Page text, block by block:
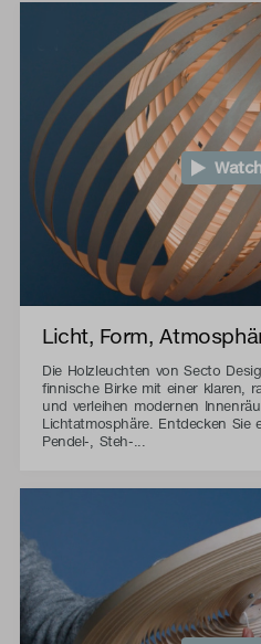
Licht, Form,
Die Holzleuchten von Secto
finnische Birke mit einer klaren,
und verleihen modernen
Lichtatmosphäre. Entdecken Sie
Pendel-, Steh-...